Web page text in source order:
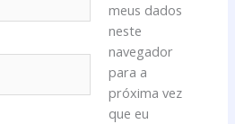
meus dados
neste
navegador
para a
próxima vez
que eu